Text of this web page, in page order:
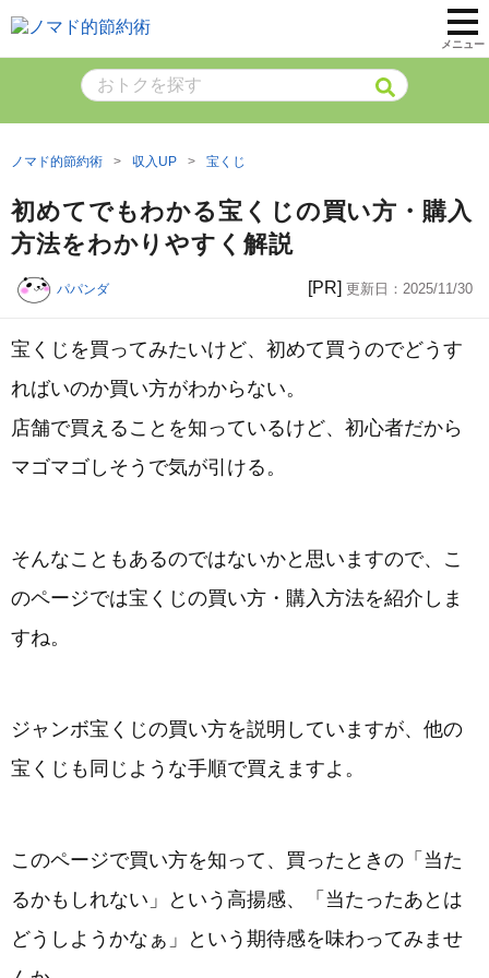
メニュー
ノマド的節約術 収入UP 宝くじ
初めてでもわかる宝くじの買い方・購入
方法をわかりやすく解説
パパンダ [PR] 更新日： 2025/11/30
宝くじを買ってみたいけど、初めて買うのでどうす
ればいのか買い方がわからない。
店舗で買えることを知っているけど、初心者だから
マゴマゴしそうで気が引ける。
そんなこともあるのではないかと思いますので、こ
のページでは宝くじの買い方・購入方法を紹介しま
すね。
ジャンボ宝くじの買い方を説明していますが、他の
宝くじも同じような手順で買えますよ。
このページで買い方を知って、買ったときの「当た
るかもしれない」という高揚感、「当たったあとは
どうしようかなぁ」という期待感を味わってみませ